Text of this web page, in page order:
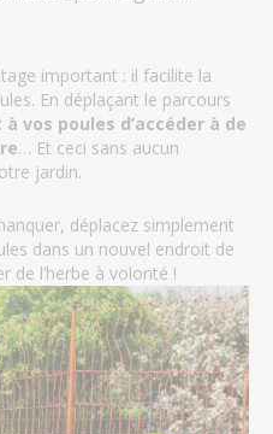
important : il facilite la
En déplaçant le parcours
vos poules d’accéder à de
… Et ceci sans aucun
jardin.
déplacez simplement
dans un nouvel endroit de
de l’herbe à volonté !